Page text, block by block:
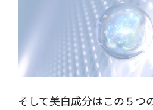
そして美白成分はこの５つ